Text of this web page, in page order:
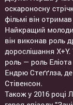
оскароносну
фільмі він
Найкращий
він виконав роль
дорослішання
роль — роль
Ендрю Стеґґлза,
Стівенсон.
Також у 2016 році